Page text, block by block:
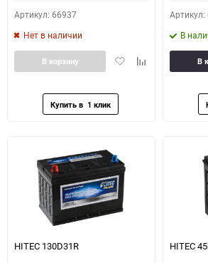
Артикул: 66937
Нет в наличии
ДобавитьДобавить
В корзину
Артикул:
В
В
HITEC 130D31R HITEC